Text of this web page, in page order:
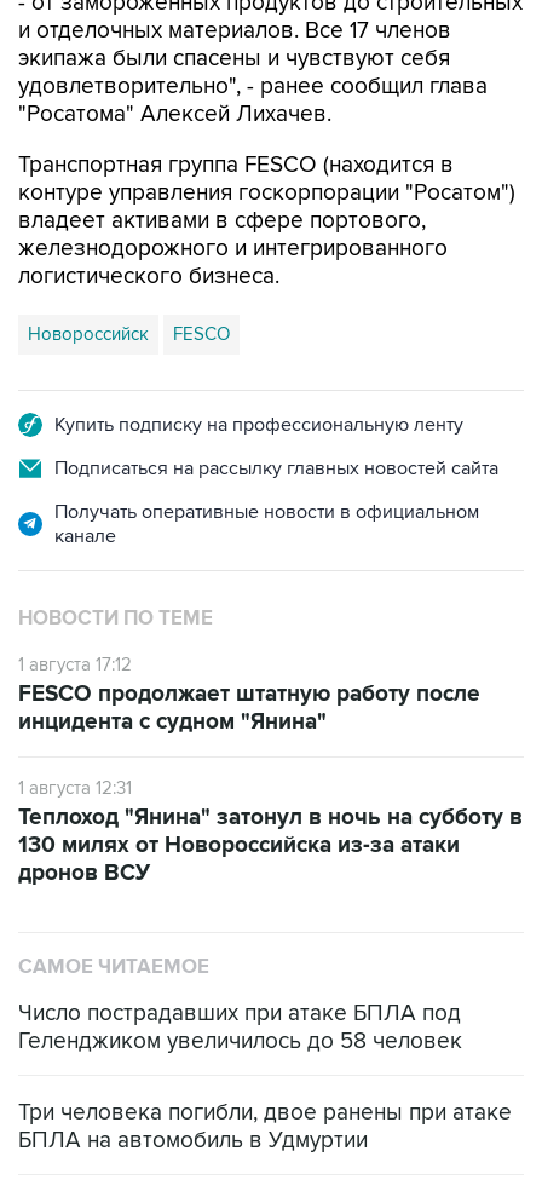
и отделочных материалов. Все 17 членов
экипажа были спасены и чувствуют себя
удовлетворительно", - ранее сообщил глава
"Росатома" Алексей Лихачев.
Транспортная группа FESCO (находится в
контуре управления госкорпорации "Росатом")
владеет активами в сфере портового,
железнодорожного и интегрированного
логистического бизнеса.
Новороссийск FESCO
Купить подписку на профессиональную ленту
Подписаться на рассылку главных новостей сайта
Получать оперативные новости в официальном
канале
НОВОСТИ ПО ТЕМЕ
1 августа 17:12
FESCO продолжает штатную работу после
инцидента с судном "Янина"
1 августа 12:31
Теплоход "Янина" затонул в ночь на субботу в
130 милях от Новороссийска из-за атаки
дронов ВСУ
САМОЕ ЧИТАЕМОЕ
Число пострадавших при атаке БПЛА под
Геленджиком увеличилось до 58 человек
Три человека погибли, двое ранены при атаке
БПЛА на автомобиль в Удмуртии